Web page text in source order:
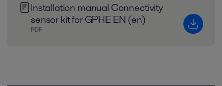
Installation manual Connectivity
sensor kit for GPHE EN (en)
PDF